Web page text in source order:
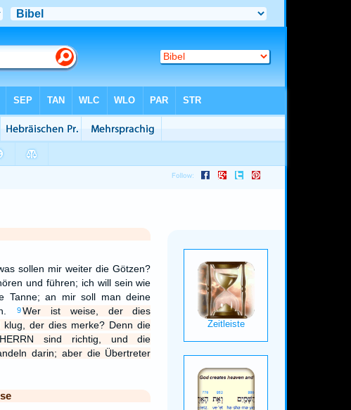
sollen mir weiter die Götzen?
und führen; ich will sein wie
Tanne; an mir soll man deine
9Wer ist weise, der dies
klug, der dies merke? Denn die
sind richtig, und die
darin; aber die Übertreter